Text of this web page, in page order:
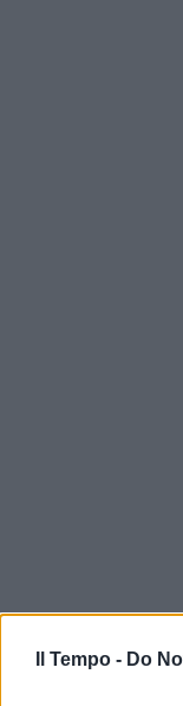
Il Tempo - Do
In evidenza